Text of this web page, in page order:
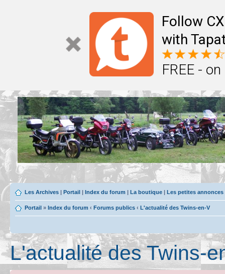
Follow
with
FREE -
Les Archives | Portail | Index du forum | La boutique | Les petites
Portail » Index du forum ‹ Forums publics ‹ L'actualité des Twins-en-V
L'actualité des Twins-